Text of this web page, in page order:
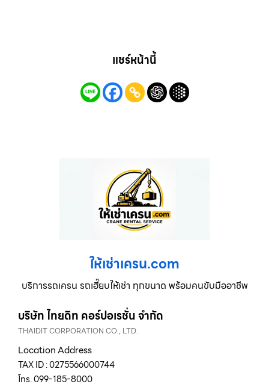
แชร์หน้านี้
ให้เช่าเครน.com
บริการรถเครน รถเฮี๊ยบให้เช่า ทุกขนาด พร้อมคนขับมืออาชีพ
บริษัท ไทยดิท คอร์ปอเรชั่น จำกัด
THAIDIT CORPORATION CO., LTD.
Location Address
TAX ID : 0275566000744
โทร. 099-185-8000